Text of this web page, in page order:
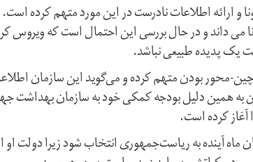
و ارائه اطلاعات نادرست در این مورد متهم کرده
داند و در حال بررسی این احتمال است که ویروس
یک پدیده طبیعی نباشد.
محور بودن متهم کرده و می‌گوید این سازمان
به همین دلیل بودجه کمکی خود به سازمان بهداشت
آغاز کرده است.
آینده به ریاست‌جمهوری انتخاب شود زیرا دولت او